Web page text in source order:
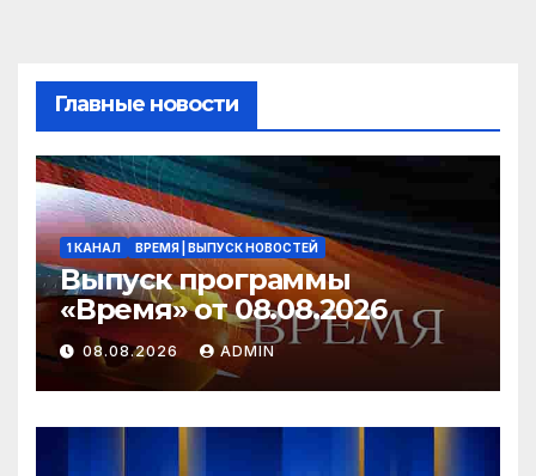
Главные новости
1 КАНАЛ ВРЕМЯ | ВЫПУСК НОВОСТЕЙ
Выпуск программы
«Время» от 08.08.2026
08.08.2026 ADMIN